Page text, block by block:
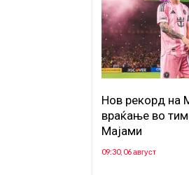
Нов рекорд на
враќање во
Мајами
09:30, 06 август